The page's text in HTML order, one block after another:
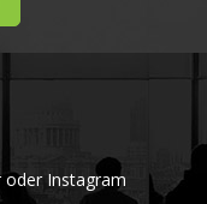
oder Instagram